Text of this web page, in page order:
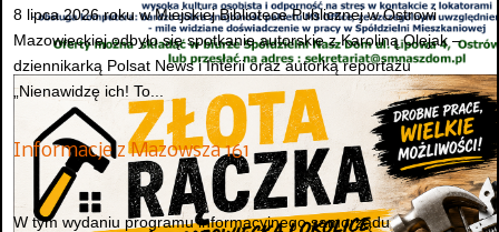
8 lipca 2026 roku w Miejskiej Bibliotece Publicznej w Ostrowi
Mazowieckiej odbyło się spotkanie autorskie z Karoliną Olejak –
dziennikarką Polsat News i Interii oraz autorką reportażu
„Nienawidzę ich! To...
Informacje z Mazowsza 161
W tym wydaniu programu informacyjnego samorządu